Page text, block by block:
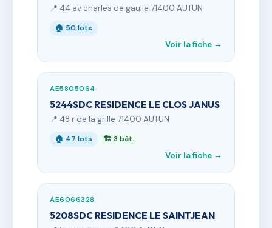
📍 44 av charles de gaulle 71400 AUTUN
🏠 50 lots
Voir la fiche →
AE5805064
5244SDC RESIDENCE LE CLOS JANUS
📍 48 r de la grille 71400 AUTUN
🏠 47 lots 🏗 3 bât.
Voir la fiche →
AE6066328
5208SDC RESIDENCE LE SAINTJEAN